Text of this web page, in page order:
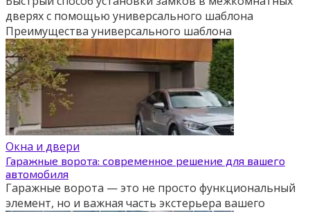
дверях с помощью универсального шаблона
Преимущества универсального шаблона
Окна и двери
Гаражные ворота: современное решение для вашего
автомобиля
Гаражные ворота — это не просто функциональный
элемент, но и важная часть экстерьера вашего